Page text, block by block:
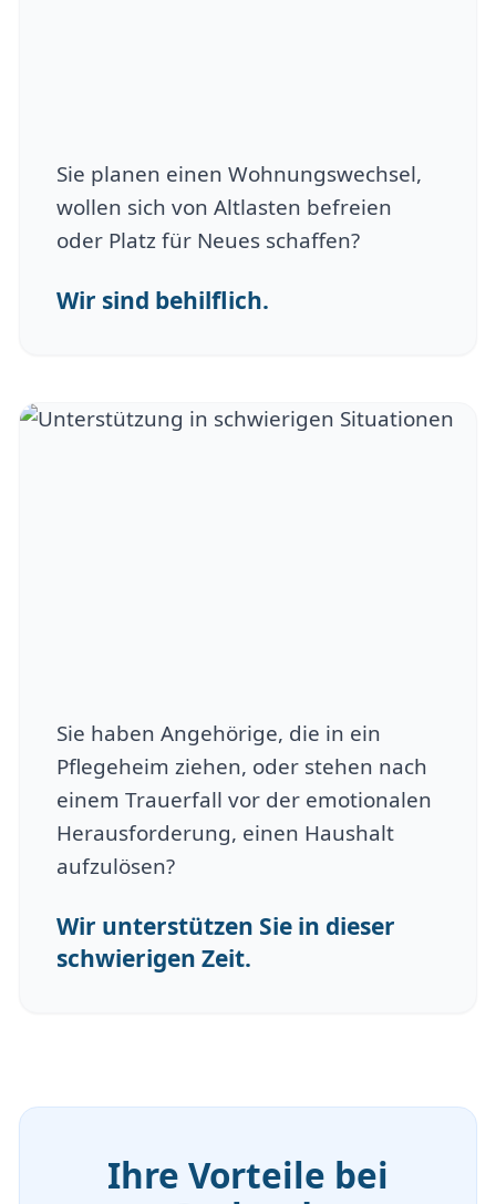
Sie planen einen Wohnungswechsel,
wollen sich von Altlasten befreien
oder Platz für Neues schaffen?
Wir sind behilflich.
Sie haben Angehörige, die in ein
Pflegeheim ziehen, oder stehen nach
einem Trauerfall vor der emotionalen
Herausforderung, einen Haushalt
aufzulösen?
Wir unterstützen Sie in dieser
schwierigen Zeit.
Ihre Vorteile bei